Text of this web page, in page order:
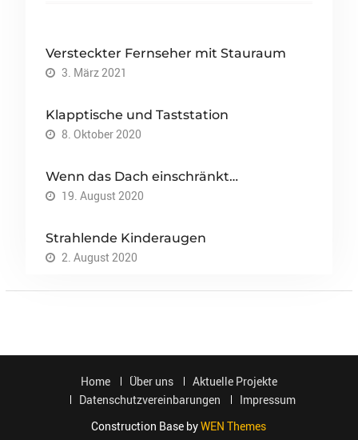
Versteckter Fernseher mit Stauraum
3. März 2021
Klapptische und Taststation
8. Oktober 2020
Wenn das Dach einschränkt…
19. August 2020
Strahlende Kinderaugen
2. August 2020
Home Über uns
Aktuelle Projekte
Datenschutzvereinbarungen
Impressum
Construction Base byWEN Themes